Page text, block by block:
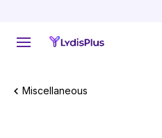
Miscellaneous